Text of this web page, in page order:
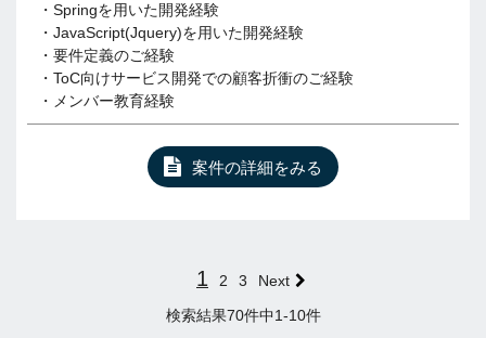
・Springを用いた開発経験
・JavaScript(Jquery)を用いた開発経験
・要件定義のご経験
・ToC向けサービス開発での顧客折衝のご経験
・メンバー教育経験
案件の詳細をみる
1 2 3 Next
検索結果70件中1-10件